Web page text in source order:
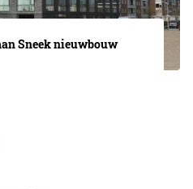
Sneek nieuwbouw